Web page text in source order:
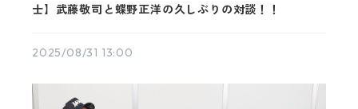
士】武藤敬司と蝶野正洋の久しぶりの対談！！
2025/08/31 13:00